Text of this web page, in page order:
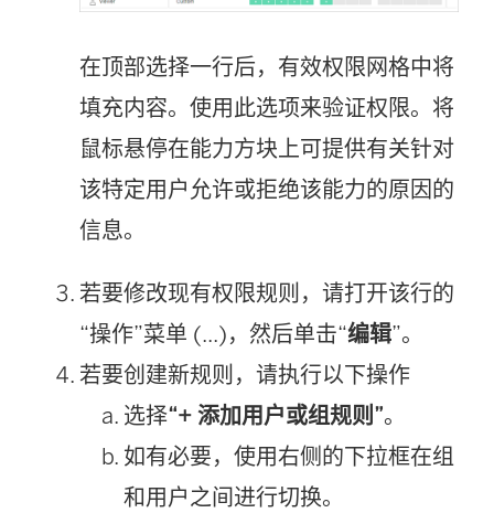
在顶部选择一行后，有效权限网格中将
填充内容。使用此选项来验证权限。将
鼠标悬停在能力方块上可提供有关针对
该特定用户允许或拒绝该能力的原因的
信息。
若要修改现有权限规则，请打开该行的
“操作”菜单 (...)，然后单击“编辑”。
若要创建新规则，请执行以下操作
选择“+ 添加用户或组规则”。
如有必要，使用右侧的下拉框在组
和用户之间进行切换。